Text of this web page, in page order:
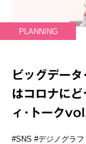
PLANNING
ビッグデー
はコロナに
ィ･トーク
#SNS #デジノグラフ